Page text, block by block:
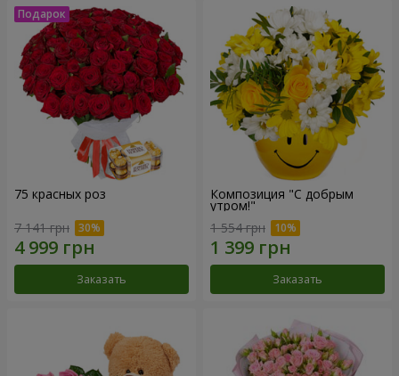
75 красных роз
7 141 грн
Заказать
Композиция "С добрым
утром!"
1 554 грн
Заказать